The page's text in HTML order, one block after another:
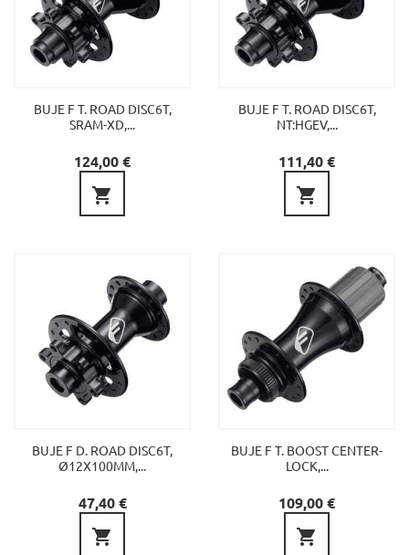
BUJE F T. ROAD DISC6T,
SRAM-XD,...
Precio
124,00 €

BUJE F T. ROAD DISC6T,
NT:HGEV,...
Precio
111,40 €

BUJE F D. ROAD DISC6T,
Ø12X100MM,...
Precio
47,40 €

BUJE F T. BOOST CENTER-
LOCK,...
Precio
109,00 €
